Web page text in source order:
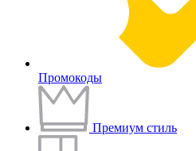
Промокоды
Премиум стиль